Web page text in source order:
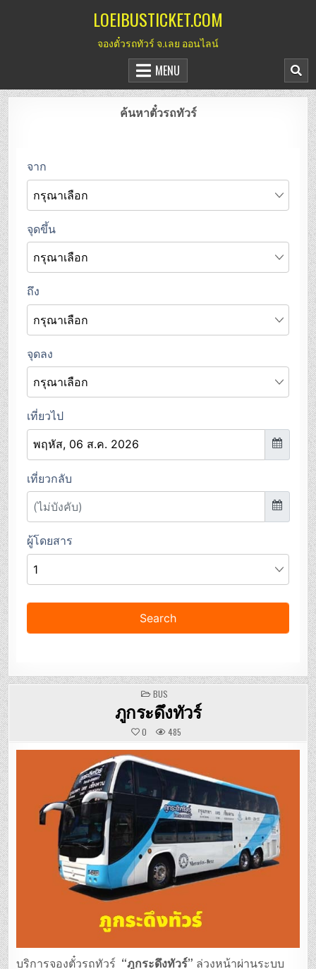
LOEIBUSTICKET.COM
จองตั๋วรถทัวร์ จ.เลย ออนไลน์
MENU
ค้นหาตั๋วรถทัวร์
POSTED
IN
BUS
ภูกระดึงทัวร์
0 485
บริการจองตั๋วรถทัวร์ “ภูกระดึงทัวร์” ล่วงหน้าผ่านระบบ